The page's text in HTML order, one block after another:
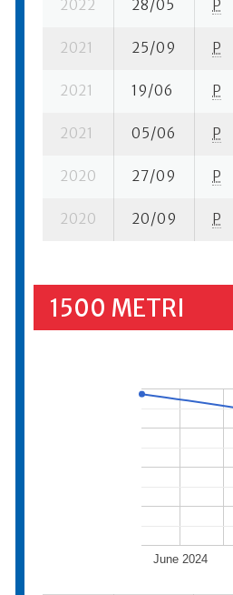
2022 28/05 P
2021 25/09 P
2021 19/06 P
2021 05/06 P
2020 27/09 P
2020 20/09 P
1500 METRI
June 2024